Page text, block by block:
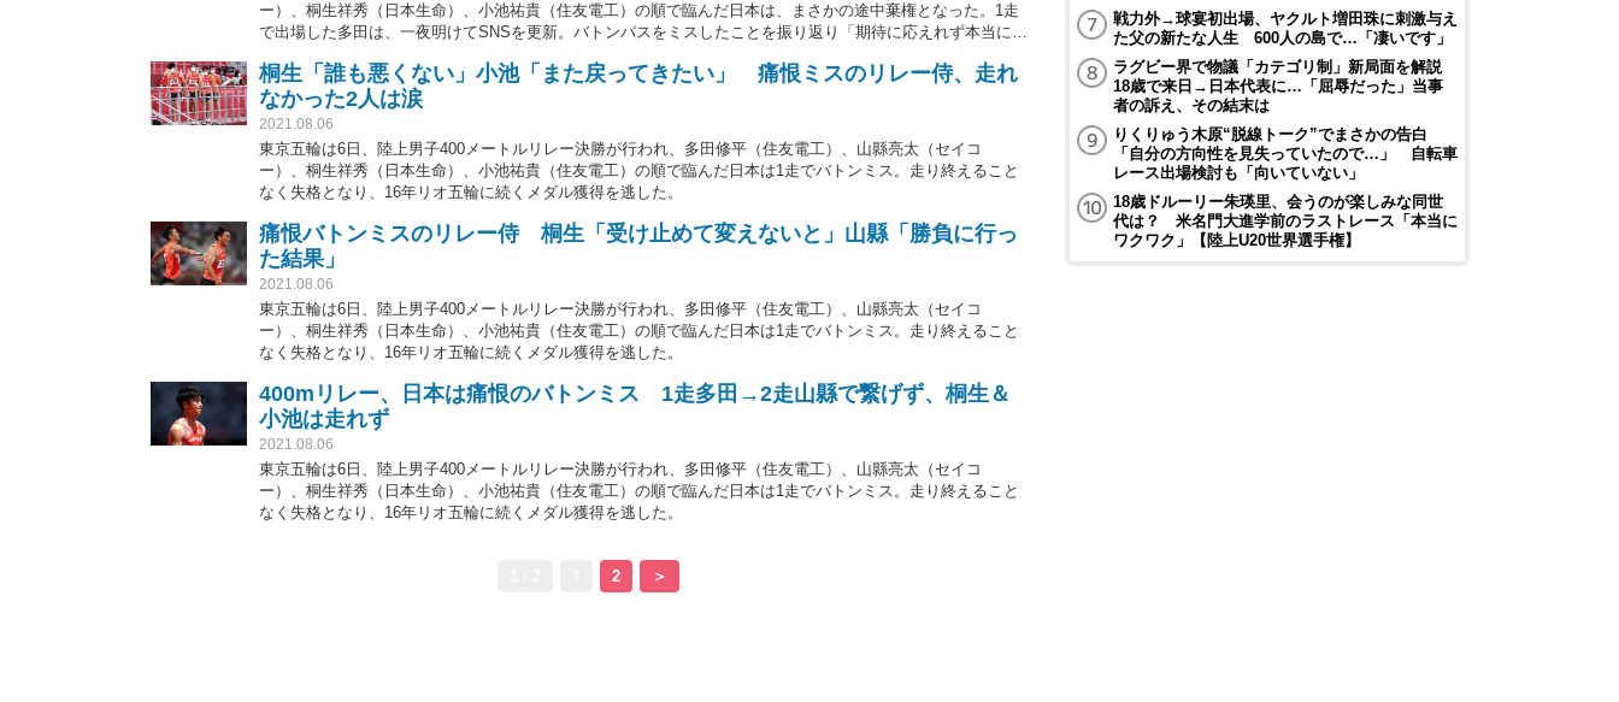
ー）、桐生祥秀（日本生命）、小池祐貴（住友電工）の順で臨んだ日本は、まさかの途中棄権となった。1走
で出場した多田は、一夜明けてSNSを更新。バトンパスをミスしたことを振り返り「期待に応えれず本当に悔
桐生「誰も悪くない」小池「また戻ってきたい」 痛恨ミスのリレー侍、走れ
なかった2人は涙
2021.08.06
東京五輪は6日、陸上男子400メートルリレー決勝が行われ、多田修平（住友電工）、山縣亮太（セイコ
ー）、桐生祥秀（日本生命）、小池祐貴（住友電工）の順で臨んだ日本は1走でバトンミス。走り終えること
なく失格となり、16年リオ五輪に続くメダル獲得を逃した。
痛恨バトンミスのリレー侍 桐生「受け止めて変えないと」山縣「勝負に行っ
た結果」
2021.08.06
東京五輪は6日、陸上男子400メートルリレー決勝が行われ、多田修平（住友電工）、山縣亮太（セイコ
ー）、桐生祥秀（日本生命）、小池祐貴（住友電工）の順で臨んだ日本は1走でバトンミス。走り終えること
なく失格となり、16年リオ五輪に続くメダル獲得を逃した。
400mリレー、日本は痛恨のバトンミス 1走多田→2走山縣で繋げず、桐生＆
小池は走れず
2021.08.06
東京五輪は6日、陸上男子400メートルリレー決勝が行われ、多田修平（住友電工）、山縣亮太（セイコ
ー）、桐生祥秀（日本生命）、小池祐貴（住友電工）の順で臨んだ日本は1走でバトンミス。走り終えること
なく失格となり、16年リオ五輪に続くメダル獲得を逃した。
2 ＞
戦力外→球宴初出場、ヤクルト増田珠に刺激与え
た父の新たな人生 600人の島で…「凄いです」
ラグビー界で物議「カテゴリ制」新局面を解説
18歳で来日→日本代表に…「屈辱だった」当事
者の訴え、その結末は
りくりゅう木原“脱線トーク”でまさかの告白
「自分の方向性を見失っていたので…」 自転車
レース出場検討も「向いていない」
18歳ドルーリー朱瑛里、会うのが楽しみな同世
代は？ 米名門大進学前のラストレース「本当に
ワクワク」【陸上U20世界選手権】